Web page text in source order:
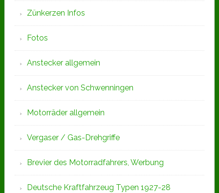
Zünkerzen Infos
Fotos
Anstecker allgemein
Anstecker von Schwenningen
Motorräder allgemein
Vergaser / Gas-Drehgriffe
Brevier des Motorradfahrers, Werbung
Deutsche Kraftfahrzeug Typen 1927-28